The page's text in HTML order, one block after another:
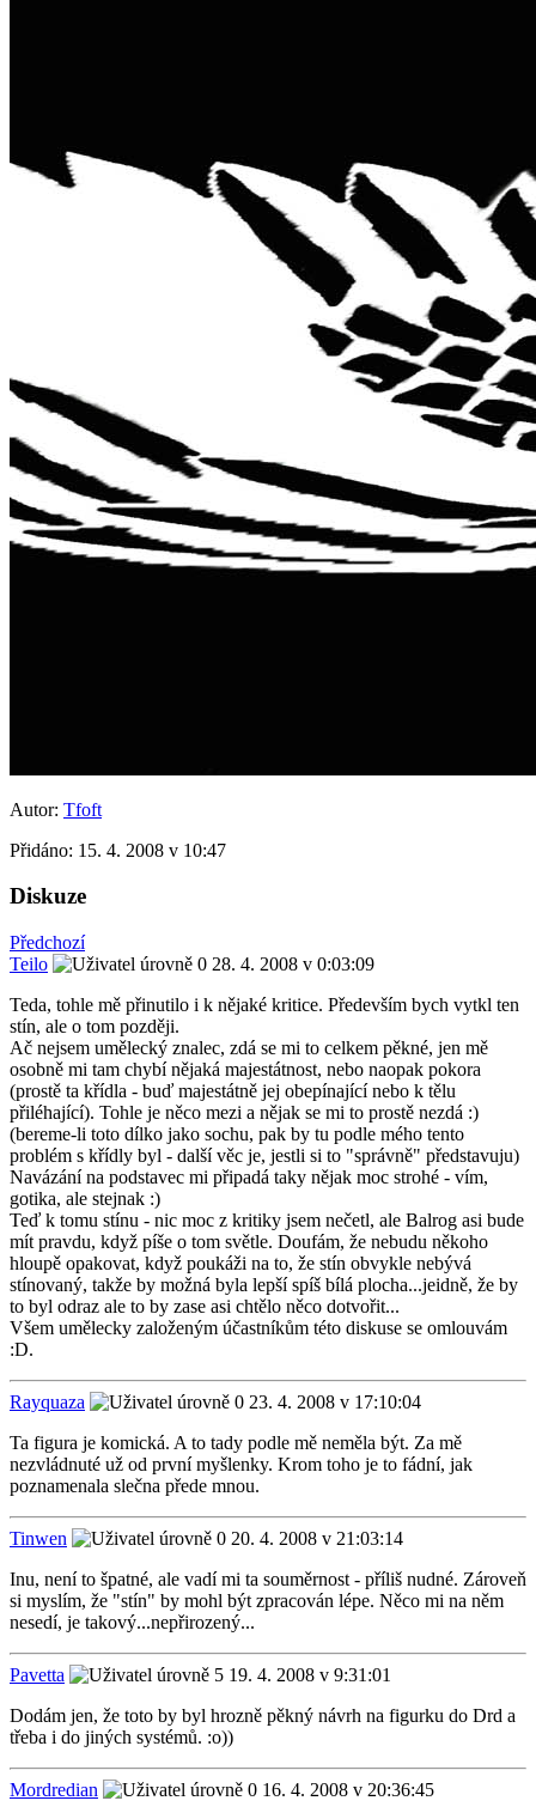
Autor: Tfoft
Přidáno: 15. 4. 2008 v 10:47
Diskuze
Předchozí
Teilo
28. 4. 2008 v 0:03:09
Teda, tohle mě přinutilo i k nějaké kritice. Především bych vytkl ten
stín, ale o tom později.
Ač nejsem umělecký znalec, zdá se mi to celkem pěkné, jen mě
osobně mi tam chybí nějaká majestátnost, nebo naopak pokora
(prostě ta křídla - buď majestátně jej obepínající nebo k tělu
přiléhající). Tohle je něco mezi a nějak se mi to prostě nezdá :)
(bereme-li toto dílko jako sochu, pak by tu podle mého tento
problém s křídly byl - další věc je, jestli si to "správně" představuju)
Navázání na podstavec mi připadá taky nějak moc strohé - vím,
gotika, ale stejnak :)
Teď k tomu stínu - nic moc z kritiky jsem nečetl, ale Balrog asi bude
mít pravdu, když píše o tom světle. Doufám, že nebudu někoho
hloupě opakovat, když poukáži na to, že stín obvykle nebývá
stínovaný, takže by možná byla lepší spíš bílá plocha...jeidně, že by
to byl odraz ale to by zase asi chtělo něco dotvořit...
Všem umělecky založeným účastníkům této diskuse se omlouvám
:D.
Rayquaza
23. 4. 2008 v 17:10:04
Ta figura je komická. A to tady podle mě neměla být. Za mě
nezvládnuté už od první myšlenky. Krom toho je to fádní, jak
poznamenala slečna přede mnou.
Tinwen
20. 4. 2008 v 21:03:14
Inu, není to špatné, ale vadí mi ta souměrnost - příliš nudné. Zároveň
si myslím, že "stín" by mohl být zpracován lépe. Něco mi na něm
nesedí, je takový...nepřirozený...
Pavetta
19. 4. 2008 v 9:31:01
Dodám jen, že toto by byl hrozně pěkný návrh na figurku do Drd a
třeba i do jiných systémů. :o))
Mordredian
16. 4. 2008 v 20:36:45